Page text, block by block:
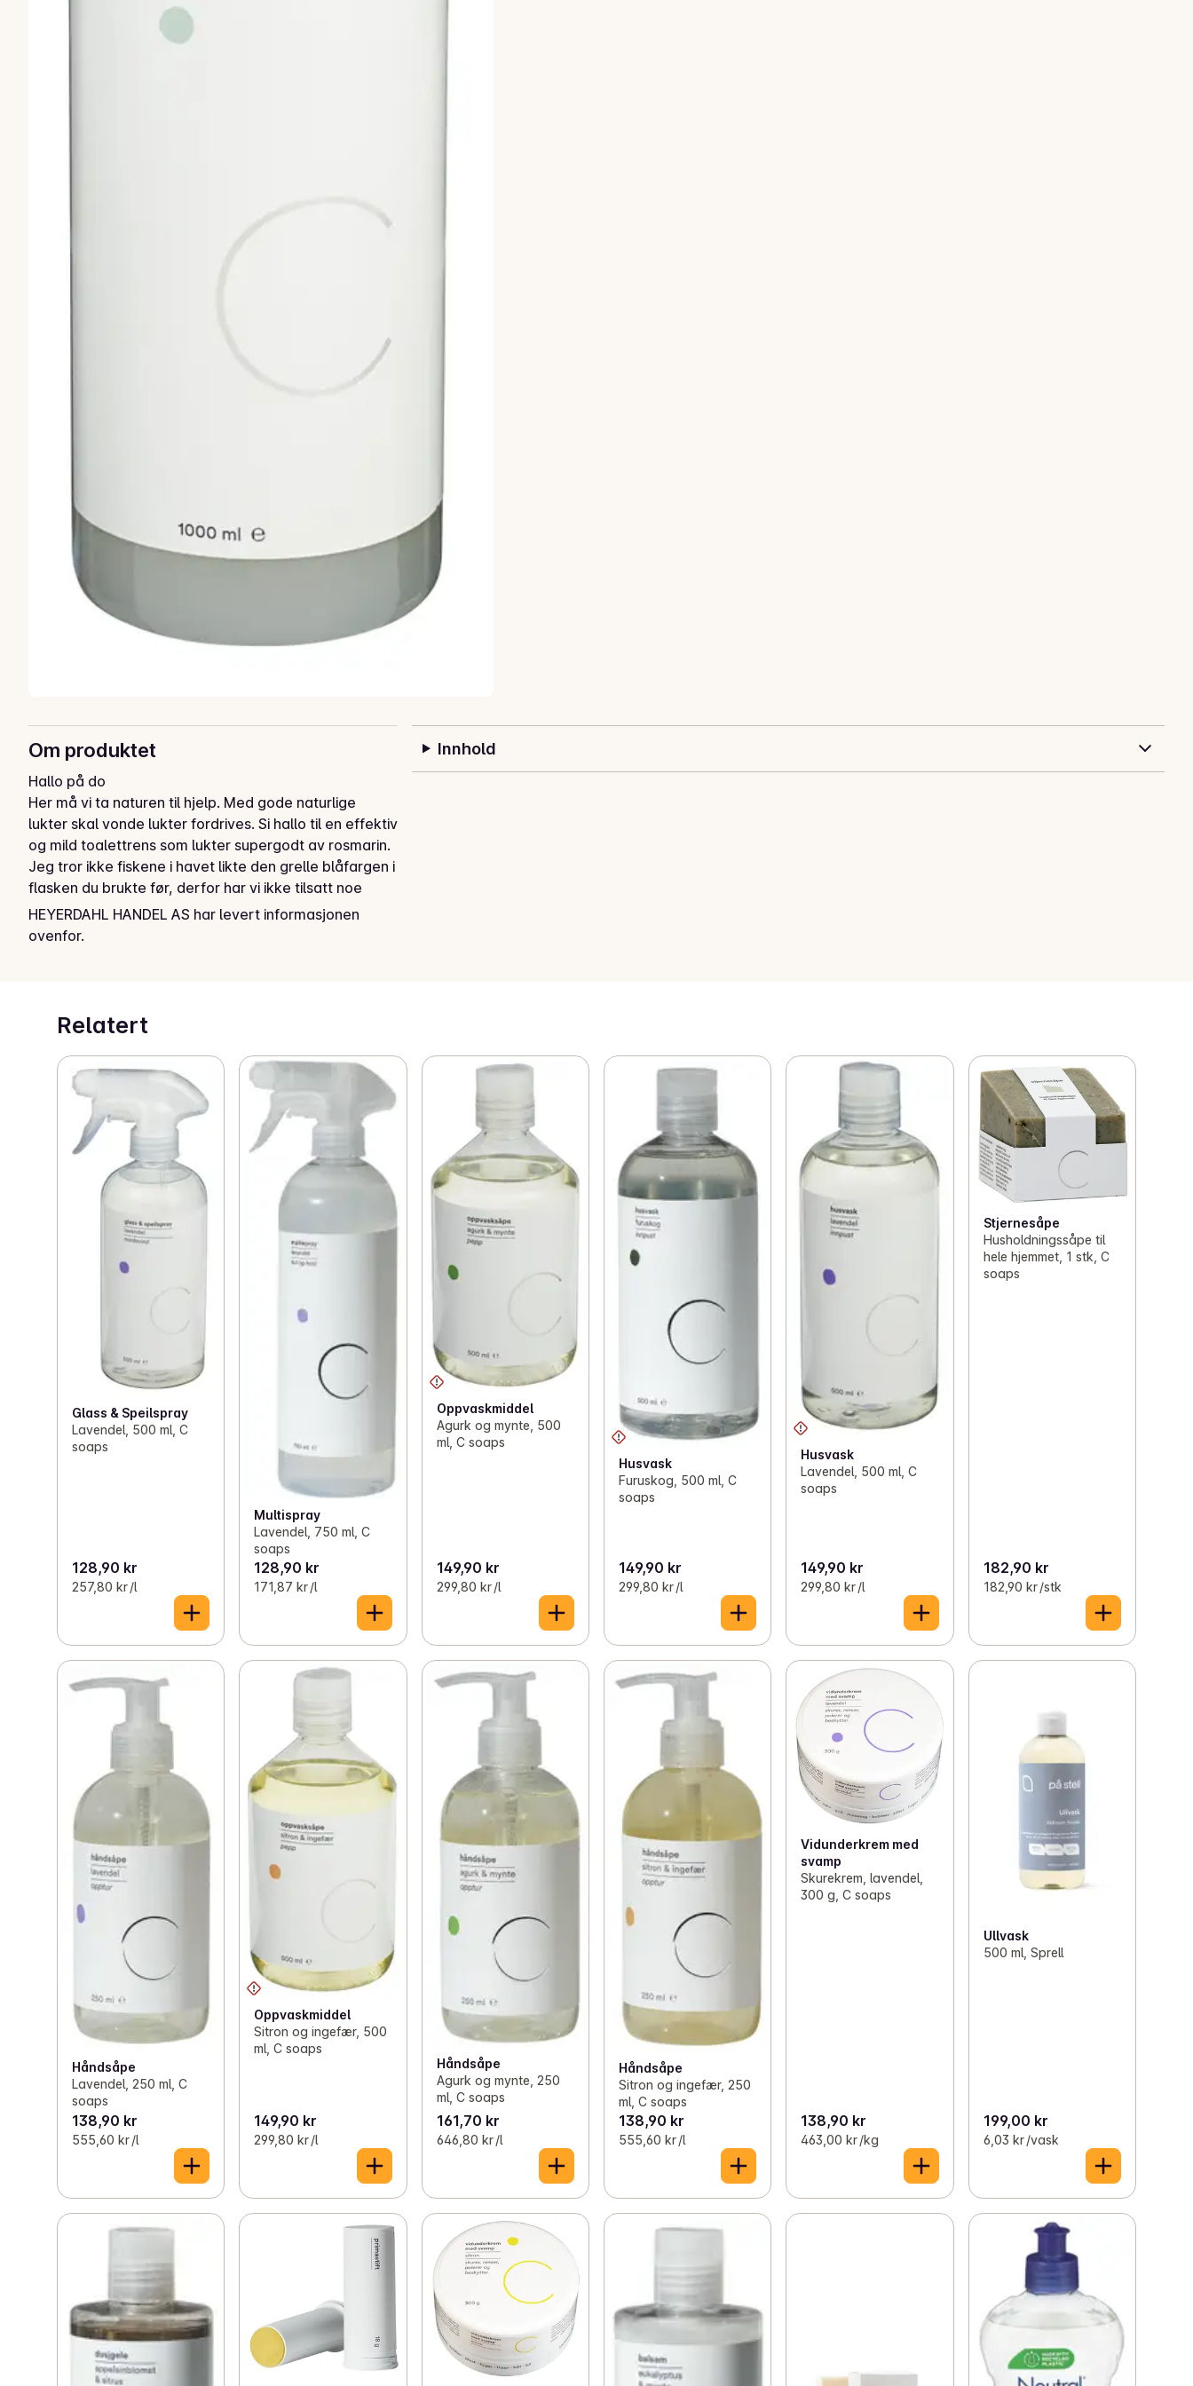
Om produktet
Hallo på do
Her må vi ta naturen til hjelp. Med gode naturlige
lukter skal vonde lukter fordrives. Si hallo til en effektiv
og mild toalettrens som lukter supergodt av rosmarin.
Jeg tror ikke fiskene i havet likte den grelle blåfargen i
flasken du brukte før, derfor har vi ikke tilsatt noe
unødvendig.
Bruk: Hell tilsvarende 2 teskjeer, 10ml ned  i skålen.
multispray eller stjernesåpe.
HEYERDAHL HANDEL AS har levert informasjonen
ovenfor.
Innhold
Relatert
Glass & Speilspray
Lavendel, 500 ml, C
soaps
128,90 kr
257,80 kr /l
Multispray
Lavendel, 750 ml, C
soaps
128,90 kr
171,87 kr /l
Oppvaskmiddel
Agurk og mynte, 500
ml, C soaps
149,90 kr
299,80 kr /l
Husvask
Furuskog, 500 ml, C
soaps
149,90 kr
299,80 kr /l
Husvask
Lavendel, 500 ml, C
soaps
149,90 kr
299,80 kr /l
Stjernesåpe
Husholdningssåpe til
hele hjemmet, 1 stk, C
soaps
182,90 kr
182,90 kr /stk
Håndsåpe
Lavendel, 250 ml, C
soaps
138,90 kr
555,60 kr /l
Oppvaskmiddel
Sitron og ingefær, 500
ml, C soaps
149,90 kr
299,80 kr /l
Håndsåpe
Agurk og mynte, 250
ml, C soaps
161,70 kr
646,80 kr /l
Håndsåpe
Sitron og ingefær, 250
ml, C soaps
138,90 kr
555,60 kr /l
Vidunderkrem med
svamp
Skurekrem, lavendel,
300 g, C soaps
138,90 kr
463,00 kr /kg
Ullvask
500 ml, Sprell
199,00 kr
6,03 kr /vask